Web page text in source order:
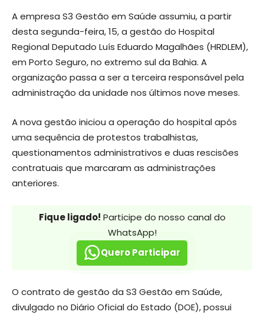
A empresa S3 Gestão em Saúde assumiu, a partir
desta segunda-feira, 15, a gestão do Hospital
Regional Deputado Luís Eduardo Magalhães (HRDLEM),
em Porto Seguro, no extremo sul da Bahia. A
organização passa a ser a terceira responsável pela
administração da unidade nos últimos nove meses.
A nova gestão iniciou a operação do hospital após
uma sequência de protestos trabalhistas,
questionamentos administrativos e duas rescisões
contratuais que marcaram as administrações
anteriores.
Fique ligado! Participe do nosso canal do
WhatsApp!
Quero Participar
O contrato de gestão da S3 Gestão em Saúde,
divulgado no Diário Oficial do Estado (DOE), possui